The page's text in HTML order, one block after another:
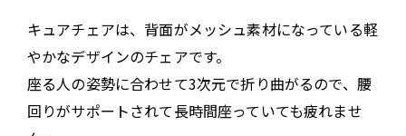
キュアチェアは、背面がメッシュ素材になっている軽
やかなデザインのチェアです。
座る人の姿勢に合わせて3次元で折り曲がるので、腰
回りがサポートされて長時間座っていても疲れませ